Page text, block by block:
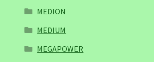
MEDION
MEDIUM
MEGAPOWER